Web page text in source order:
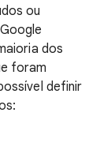
ou
dos
foram
definir